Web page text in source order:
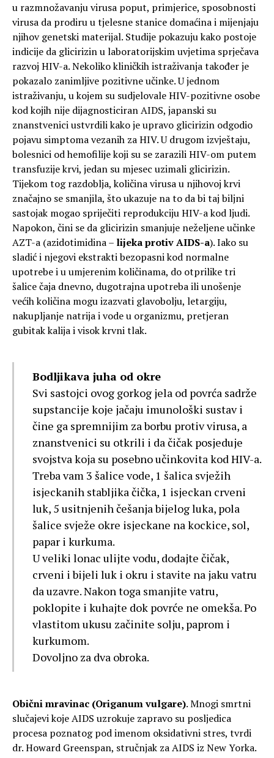
u razmnožavanju virusa poput, primjerice, sposobnosti
virusa da prodiru u tjelesne stanice domaćina i mijenjaju
njihov genetski materijal. Studije pokazuju kako postoje
indicije da glicirizin u laboratorijskim uvjetima sprječava
razvoj HIV-a. Nekoliko kliničkih istraživanja također je
pokazalo zanimljive pozitivne učinke. U jednom
istraživanju, u kojem su sudjelovale HIV-pozitivne osobe
kod kojih nije dijagnosticiran AIDS, japanski su
znanstvenici ustvrdili kako je upravo glicirizin odgodio
pojavu simptoma vezanih za HIV. U drugom izvještaju,
bolesnici od hemofilije koji su se zarazili HIV-om putem
transfuzije krvi, jedan su mjesec uzimali glicirizin.
Tijekom tog razdoblja, količina virusa u njihovoj krvi
značajno se smanjila, što ukazuje na to da bi taj biljni
sastojak mogao spriječiti reprodukciju HIV-a kod ljudi.
Napokon, čini se da glicirizin smanjuje neželjene učinke
AZT-a (azidotimidina – lijeka protiv AIDS-a). Iako su
sladić i njegovi ekstrakti bezopasni kod normalne
upotrebe i u umjerenim količinama, do otprilike tri
šalice čaja dnevno, dugotrajna upotreba ili unošenje
većih količina mogu izazvati glavobolju, letargiju,
nakupljanje natrija i vode u organizmu, pretjeran
gubitak kalija i visok krvni tlak.
Bodljikava juha od okre
Svi sastojci ovog gorkog jela od povrća sadrže
supstancije koje jačaju imunološki sustav i
čine ga spremnijim za borbu protiv virusa, a
znanstvenici su otkrili i da čičak posjeduje
svojstva koja su posebno učinkovita kod HIV-a.
Treba vam 3 šalice vode, 1 šalica svježih
isjeckanih stabljika čička, 1 isjeckan crveni
luk, 5 usitnjenih češanja bijelog luka, pola
šalice svježe okre isjeckane na kockice, sol,
papar i kurkuma.
U veliki lonac ulijte vodu, dodajte čičak,
crveni i bijeli luk i okru i stavite na jaku vatru
da uzavre. Nakon toga smanjite vatru,
poklopite i kuhajte dok povrće ne omekša. Po
vlastitom ukusu začinite solju, paprom i
kurkumom.
Dovoljno za dva obroka.
Obični mravinac (Origanum vulgare). Mnogi smrtni
slučajevi koje AIDS uzrokuje zapravo su posljedica
procesa poznatog pod imenom oksidativni stres, tvrdi
dr. Howard Greenspan, stručnjak za AIDS iz New Yorka.